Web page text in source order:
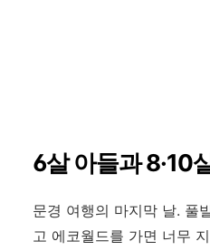
6살 아들과 8·10
문경 여행의 마지막 날. 풀
고 에코월드를 가면 너무